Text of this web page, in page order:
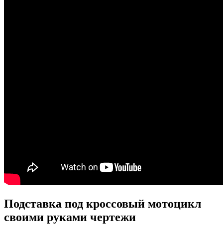
Подставка под кроссовый мотоцикл
своими руками чертежи